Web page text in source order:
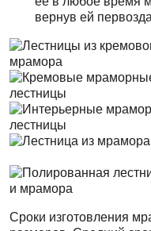
вернув ей
Сроки изготовления